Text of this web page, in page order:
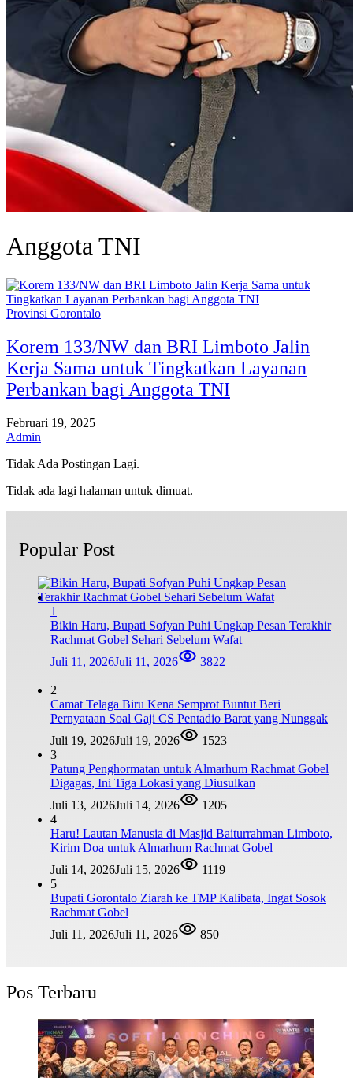
Anggota TNI
Provinsi Gorontalo
Korem 133/NW dan BRI Limboto Jalin
Kerja Sama untuk Tingkatkan Layanan
Perbankan bagi Anggota TNI
Februari 19, 2025
Admin
Tidak Ada Postingan Lagi.
Tidak ada lagi halaman untuk dimuat.
Popular Post
1
Bikin Haru, Bupati Sofyan Puhi Ungkap Pesan Terakhir
Rachmat Gobel Sehari Sebelum Wafat
Juli 11, 2026Juli 11, 2026 3822
2
Camat Telaga Biru Kena Semprot Buntut Beri
Pernyataan Soal Gaji CS Pentadio Barat yang Nunggak
Juli 19, 2026Juli 19, 2026
1523
3
Patung Penghormatan untuk Almarhum Rachmat Gobel
Digagas, Ini Tiga Lokasi yang Diusulkan
Juli 13, 2026Juli 14, 2026
1205
4
Haru! Lautan Manusia di Masjid Baiturrahman Limboto,
Kirim Doa untuk Almarhum Rachmat Gobel
Juli 14, 2026Juli 15, 2026
1119
5
Bupati Gorontalo Ziarah ke TMP Kalibata, Ingat Sosok
Rachmat Gobel
Juli 11, 2026Juli 11, 2026 850
Pos Terbaru